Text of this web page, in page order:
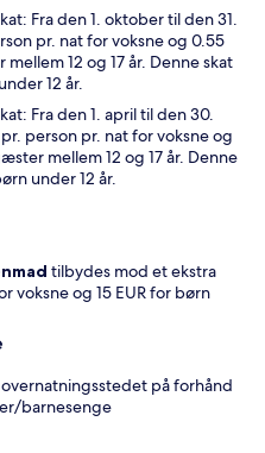
Fra den 1. oktober til den 31.
pr. nat for voksne og 0.55
12 og 17 år. Denne skat
12 år.
Fra den 1. april til den 30.
person pr. nat for voksne og
mellem 12 og 17 år. Denne
under 12 år.
tilbydes mod et ekstra
voksne og 15 EUR for børn
på forhånd
barnesenge